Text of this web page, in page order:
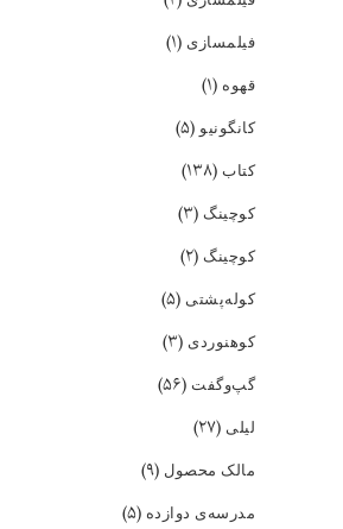
فیلمسازی (۱)
قهوه (۱)
کانگونیو(۵)
کتاب (۱۳۸)
کوچینگ (۳)
کوچینگ (۲)
کوله‌پشتی (۵)
کوهنوردی (۳)
گپ‌و‌گفت (۵۶)
لیلی (۲۷)
مالک محصول (۹)
مدرسه‌ی دوازده (۵)